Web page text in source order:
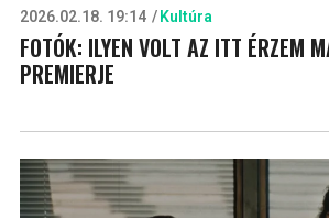
2026.02.18. 19:14 Kultúra
FOTÓK: ILYEN VOLT AZ ITT ÉRZEM
PREMIERJE